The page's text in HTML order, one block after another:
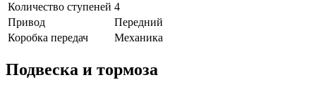
Количество ступеней 4
Привод
Передний
Коробка передач
Механика
Подвеска и тормоза